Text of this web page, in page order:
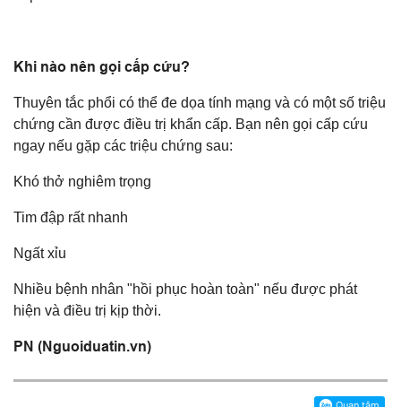
Khi nào nên gọi cấp cứu?
Thuyên tắc phổi có thể đe dọa tính mạng và có một số triệu
chứng cần được điều trị khẩn cấp. Bạn nên gọi cấp cứu
ngay nếu gặp các triệu chứng sau:
Khó thở nghiêm trọng
Tim đập rất nhanh
Ngất xỉu
Nhiều bệnh nhân "hồi phục hoàn toàn" nếu được phát
hiện và điều trị kịp thời.
PN (Nguoiduatin.vn)